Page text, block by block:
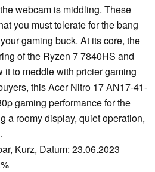
webcam is middling. These
you must tolerate for the bang
gaming buck. At its core, the
of the Ryzen 7 7840HS and
to meddle with pricier gaming
this Acer Nitro 17 AN17-41-
gaming performance for the
a roomy display, quiet operation,
Kurz, Datum: 23.06.2023